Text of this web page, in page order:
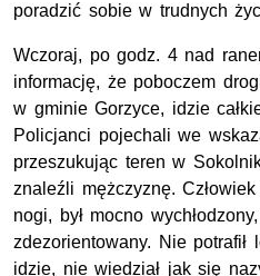
poradzić sobie w trudnych
Wczoraj, po godz. 4 nad
informację, że poboczem
w gminie Gorzyce, idzie
Policjanci pojechali we
przeszukując teren w
znaleźli mężczyznę.
nogi, był mocno
zdezorientowany. Nie potrafił
idzie, nie wiedział jak się